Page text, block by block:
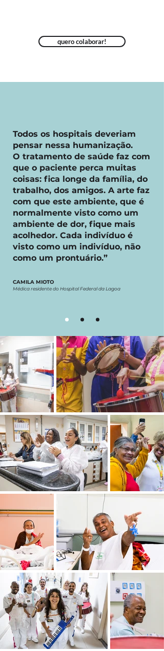
quero colaborar!
Todos os hospitais deveriam
pensar nessa humanização.
O tratamento de saúde faz com
que o paciente perca muitas
coisas: fica longe da família, do
trabalho, dos amigos. A arte faz
com que este ambiente, que é
normalmente visto como um
ambiente de dor, fique mais
acolhedor. Cada indivíduo é
visto como um indivíduo, não
como um prontuário.”
CAMILA MIOTO
Médica residente do Hospital Federal da Lagoa